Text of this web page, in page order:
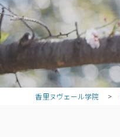
香里ヌヴェール学院 >